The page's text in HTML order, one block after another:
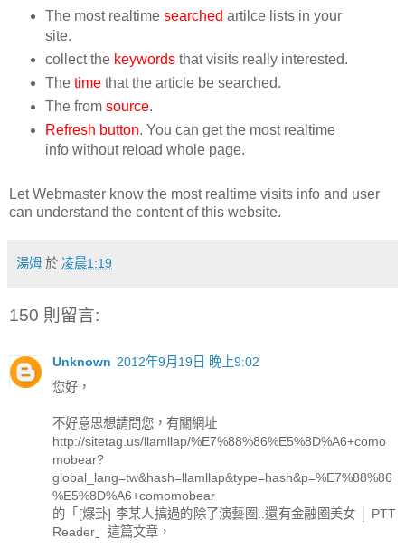
The most realtime searched artilce lists in your
site.
collect the keywordsthat visits really interested.
The timethat the article be searched.
The from source.
Refresh button. You can get the most realtime
info without reload whole page.
Let Webmaster know the most realtime visits info and user
can understand the content of this website.
湯姆 於 凌晨1:19
150 則留言:
Unknown 2012年9月19日 晚上9:02
您好，
不好意思想請問您，有關網址
http://sitetag.us/llamllap/%E7%88%86%E5%8D%A6+como
mobear?
global_lang=tw&hash=llamllap&type=hash&p=%E7%88%86
%E5%8D%A6+comomobear
的「[爆卦] 李某人搞過的除了演藝圈..還有金融圈美女 │ PTT
Reader」這篇文章，